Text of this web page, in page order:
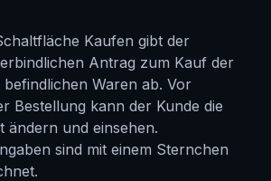
Kaufen gibt der
Antrag zum Kauf der
Waren ab. Vor
Bestellung kann der Kunde die
ändern und einsehen.
sind mit einem Sternchen